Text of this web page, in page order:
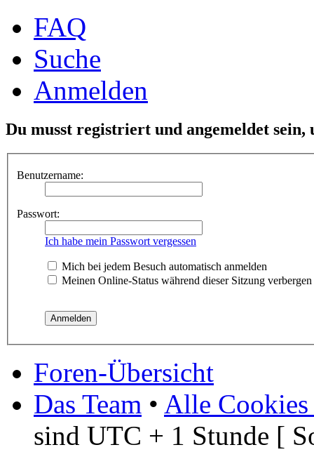
FAQ
Suche
Anmelden
Du musst registriert und angemeldet sein,
Benutzername:
Passwort:
Ich habe mein Passwort vergessen
Mich bei jedem Besuch automatisch anmelden
Meinen Online-Status während dieser Sitzung verbergen
Foren-Übersicht
Das Team • Alle Cookies
sind UTC + 1 Stunde [